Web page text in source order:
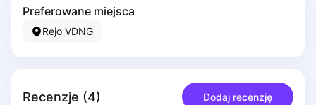
Nowy Sącz
Olsztyn
Poznan
Preferowane miejsca
Rejo VDNG
Recenzje (4) Dodaj recenzję